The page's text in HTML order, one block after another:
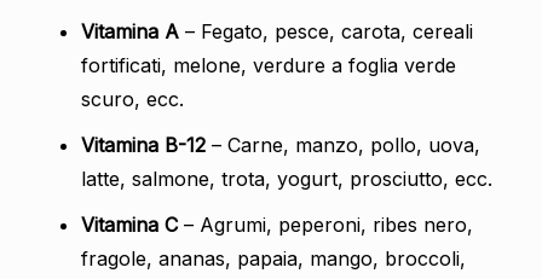
Vitamina A– Fegato, pesce, carota, cereali
fortificati, melone, verdure a foglia verde
scuro, ecc.
Vitamina B-12– Carne, manzo, pollo, uova,
latte, salmone, trota, yogurt, prosciutto, ecc.
Vitamina C– Agrumi, peperoni, ribes nero,
fragole, ananas, papaia, mango, broccoli,